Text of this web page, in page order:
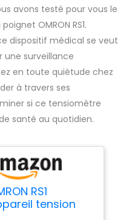
avons testé pour vous le
OMRON RS1.
dispositif médical se veut
une surveillance
en toute quiétude chez
à travers ses
si ce tensiomètre
santé au quotidien.
RS1
tension